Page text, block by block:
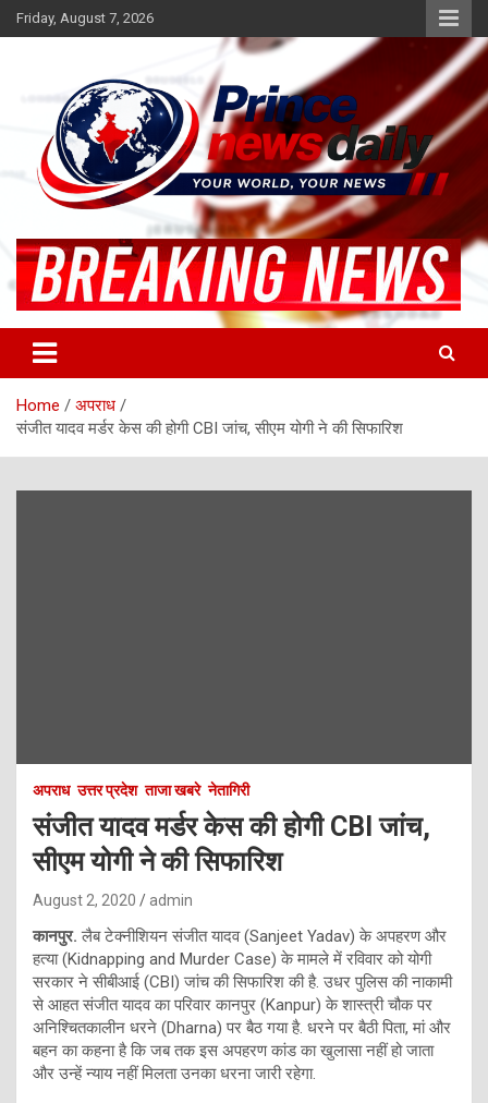
Skip
to
Friday, August 7, 2026
Princenews Daily
Home
अपराध
संजीत यादव मर्डर केस की होगी CBI जांच, सीएम योगी ने की सिफारिश
अपराध उत्तर प्रदेश ताजा खबरे नेतागिरी
संजीत यादव मर्डर केस की होगी CBI जांच,
सीएम योगी ने की सिफारिश
August 2, 2020 admin
कानपुर. लैब टेक्नीशियन संजीत यादव (Sanjeet Yadav) के अपहरण और
हत्या (Kidnapping and Murder Case) के मामले में रविवार को योगी
सरकार ने सीबीआई (CBI) जांच की सिफारिश की है. उधर पुलिस की नाकामी
से आहत संजीत यादव का परिवार कानपुर (Kanpur) के शास्त्री चौक पर
अनिश्चितकालीन धरने (Dharna) पर बैठ गया है. धरने पर बैठी पिता, मां और
बहन का कहना है कि जब तक इस अपहरण कांड का खुलासा नहीं हो जाता
और उन्हें न्याय नहीं मिलता उनका धरना जारी रहेगा.